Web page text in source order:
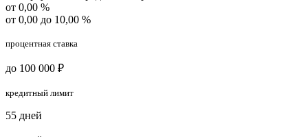
от 0,00 %
от 0,00 до 10,00 %
процентная ставка
до 100 000 ₽
кредитный лимит
55 дней